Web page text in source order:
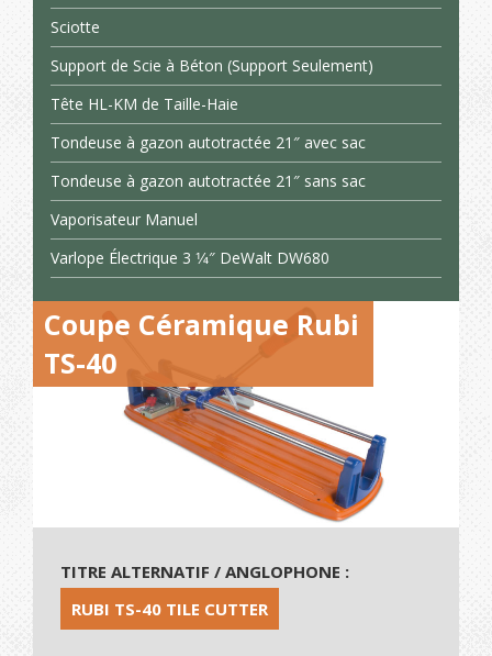
Sciotte
Support de Scie à Béton (Support Seulement)
Tête HL-KM de Taille-Haie
Tondeuse à gazon autotractée 21″ avec sac
Tondeuse à gazon autotractée 21″ sans sac
Vaporisateur Manuel
Varlope Électrique 3 1⁄4″ DeWalt DW680
Coupe Céramique Rubi
TS-40
TITRE ALTERNATIF / ANGLOPHONE :
RUBI TS-40 TILE CUTTER